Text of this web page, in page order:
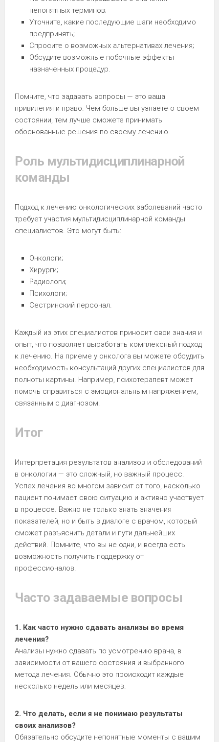
непонятных терминов;
Уточните, какие последующие шаги необходимо
предпринять;
Спросите о возможных альтернативах лечения;
Обсудите возможные побочные эффекты
назначенных процедур.
Помните, что задавать вопросы — это ваша
привилегия и право. Чем больше вы узнаете о своем
состоянии, тем лучше сможете принимать
обоснованные решения по своему лечению.
Роль мультидисциплинарной
команды
Подход к лечению онкологических заболеваний часто
требует участия мультидисциплинарной команды
специалистов. Это могут быть:
Онкологи;
Хирурги;
Радиологи;
Психологи;
Сестринский персонал.
Каждый из этих специалистов приносит свои знания и
опыт, что позволяет выработать комплексный подход
к лечению. На приеме у онколога вы можете обсудить
необходимость консультаций других специалистов для
полноты картины. Например, психотерапевт может
помочь справиться с эмоциональным напряжением,
связанным с диагнозом.
Итог
Интерпретация результатов анализов и обследований
в онкологии — это сложный, но важный процесс.
Успех лечения во многом зависит от того, насколько
пациент понимает свою ситуацию и активно участвует
в процессе. Важно не только знать значения
показателей, но и быть в диалоге с врачом, который
сможет разъяснить детали и пути дальнейших
действий. Помните, что вы не одни, и всегда есть
возможность получить поддержку от
профессионалов.
Часто задаваемые вопросы
1. Как часто нужно сдавать анализы во время
лечения?
Анализы нужно сдавать по усмотрению врача, в
зависимости от вашего состояния и выбранного
метода лечения. Обычно это происходит каждые
несколько недель или месяцев.
2. Что делать, если я не понимаю результаты
своих анализов?
Обязательно обсудите непонятные моменты с вашим